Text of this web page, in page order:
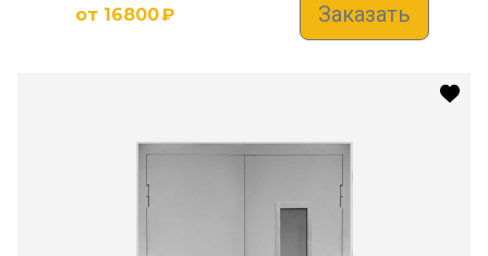
от 16800₽ Заказать